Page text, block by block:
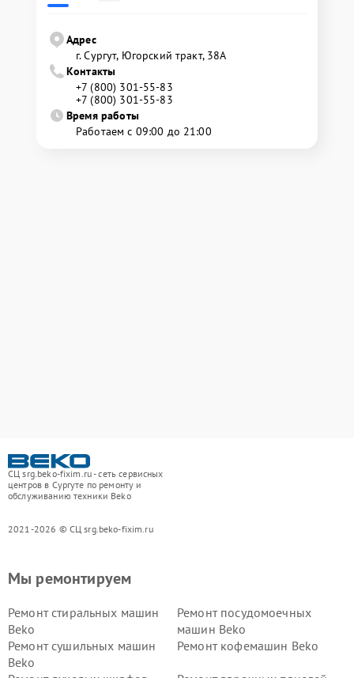
Адрес
г. Сургут, Югорский тракт, 38А
Контакты
+7 (800) 301-55-83
+7 (800) 301-55-83
Время работы
Работаем с 09:00 до 21:00
СЦ srg.beko-fixim.ru - сеть сервисных
центров в Сургуте по ремонту и
обслуживанию техники Beko
2021-2026 © СЦ srg.beko-fixim.ru
Мы ремонтируем
Ремонт стиральных машин
Beko
Ремонт посудомоечных
машин Beko
Ремонт сушильных машин
Beko
Ремонт кофемашин Beko